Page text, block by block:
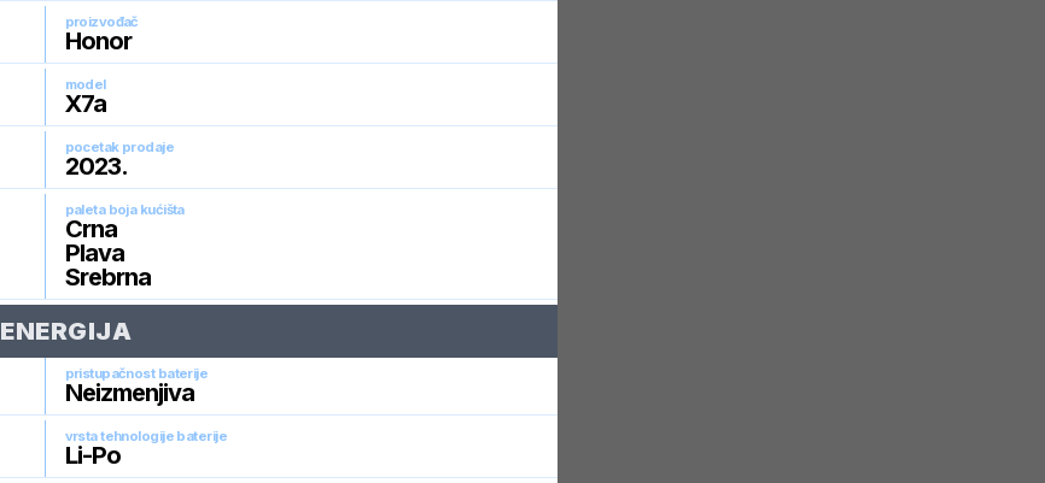
proizvođač
Honor
model
X7a
pocetak prodaje
2023.
paleta boja kućišta
Crna
Plava
Srebrna
ENERGIJA
pristupačnost baterije
Neizmenjiva
vrsta tehnologije baterije
Li-Po